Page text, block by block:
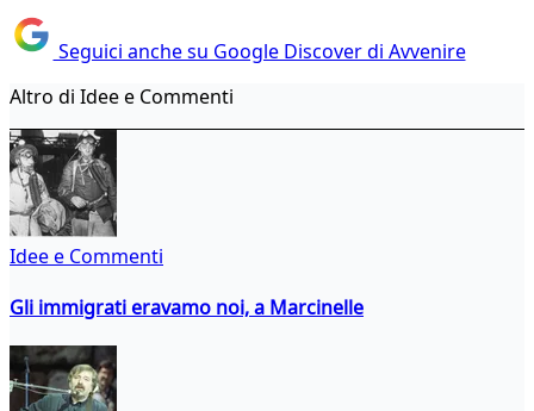
Seguici anche su Google Discover di Avvenire
Altro di Idee e Commenti
Idee e Commenti
Gli immigrati eravamo noi, a Marcinelle